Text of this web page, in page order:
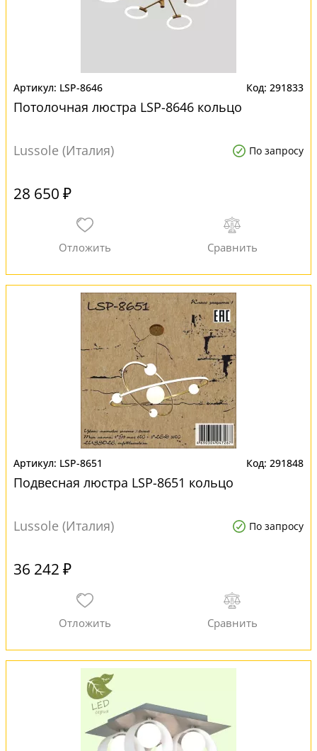
LSP-8646 291833
Потолочная люстра LSP-8646 кольцо
Lussole (Италия) По запросу
28 650 ₽
LSP-8651 291848
Подвесная люстра LSP-8651 кольцо
Lussole (Италия) По запросу
36 242 ₽